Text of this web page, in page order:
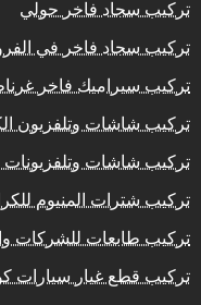
تركيب سجاد فاخر حولي
تركيب سجاد فاخر في
تركيب سيراميك فاخر
تركيب شاشات وتلفزيون
تركيب شاشات
تركيب شترات المنيوم
تركيب طابعات للشركات
تركيب قطع غيار سيارات